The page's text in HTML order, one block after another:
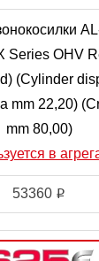
Series OHV
(Cylinder
mm 22,20)
mm 80,00)
в
53360 i